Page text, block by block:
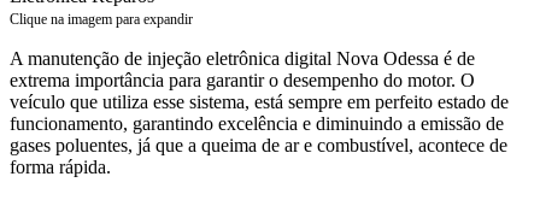
Clique na imagem para expandir
A manutenção de injeção eletrônica digital Nova Odessa é de
extrema importância para garantir o desempenho do motor. O
veículo que utiliza esse sistema, está sempre em perfeito estado de
funcionamento, garantindo excelência e diminuindo a emissão de
gases poluentes, já que a queima de ar e combustível, acontece de
forma rápida.